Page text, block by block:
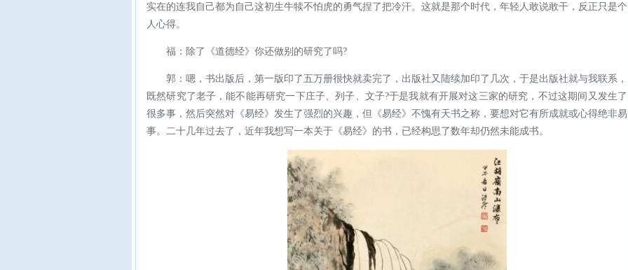
实在的连我自己都为自己这初生牛犊不怕虎的勇气捏了把冷汗。这就是那个时代，年轻人敢说敢干，反正只是个
人心得。
福：除了《道德经》你还做别的研究了吗?
郭：嗯，书出版后，第一版印了五万册很快就卖完了，出版社又陆续加印了几次，于是出版社就与我联系，
既然研究了老子，能不能再研究一下庄子、列子、文子?于是我就有开展对这三家的研究，不过这期间又发生了
很多事，然后突然对《易经》发生了强烈的兴趣，但《易经》不愧有天书之称，要想对它有所成就或心得绝非易
事。二十几年过去了，近年我想写一本关于《易经》的书，已经构思了数年却仍然未能成书。